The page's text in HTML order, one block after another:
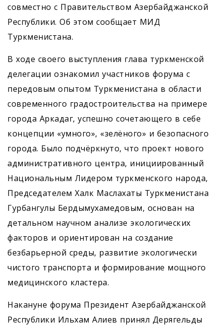
совместно с Правительством Азербайджанской
Республики. Об этом сообщает МИД
Туркменистана.
В ходе своего выступления глава туркменской
делегации ознакомил участников форума с
передовым опытом Туркменистана в области
современного градостроительства на примере
города Аркадаг, успешно сочетающего в себе
концепции «умного», «зелёного» и безопасного
города. Было подчёркнуто, что проект нового
административного центра, инициированный
Национальным Лидером туркменского народа,
Председателем Халк Маслахаты Туркменистана
Гурбангулы Бердымухамедовым, основан на
детальном научном анализе экологических
факторов и ориентирован на создание
безбарьерной среды, развитие экологически
чистого транспорта и формирование мощного
медицинского кластера.
Накануне форума Президент Азербайджанской
Республики Ильхам Алиев принял Дерягельды